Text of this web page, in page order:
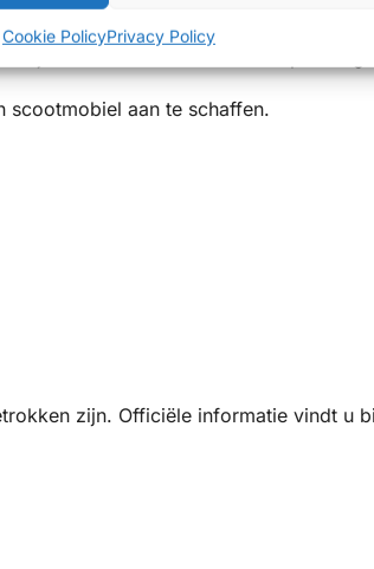
Cookie PolicyPrivacy Policy
ervoor onze showroom in
advies over alternatieve
scootmobiel aan te schaffen.
zijn. Officiële informatie vindt u